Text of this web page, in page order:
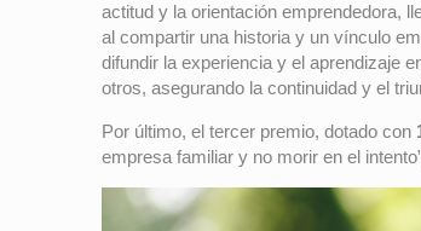
actitud y la orientación emprendedora,
al compartir una historia y un vínculo
difundir la experiencia y el aprendizaje
otros, asegurando la continuidad y el
Por último, el tercer premio, dotado con
empresa familiar y no morir en el